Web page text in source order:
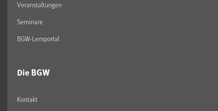
Veranstaltungen
Seminare
BGW-Lernportal
Die BGW
Kontakt